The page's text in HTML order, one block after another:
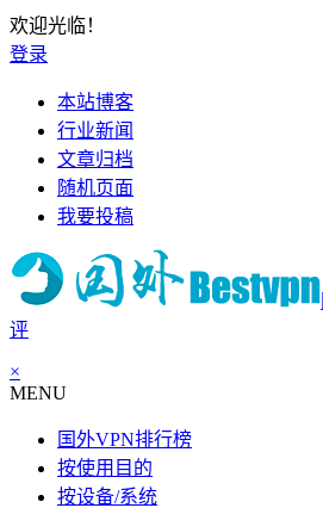
欢迎光临！
登录
本站博客
行业新闻
文章归档
随机页面
我要投稿
评
×
MENU
国外VPN排行榜
按使用目的
按设备/系统